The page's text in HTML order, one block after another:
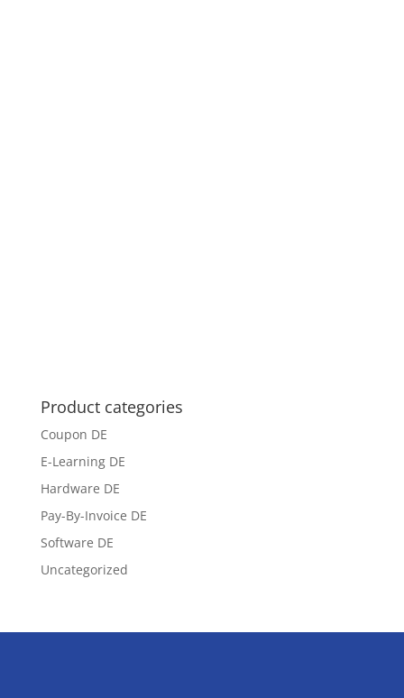
Product categories
Coupon DE
E-Learning DE
Hardware DE
Pay-By-Invoice DE
Software DE
Uncategorized